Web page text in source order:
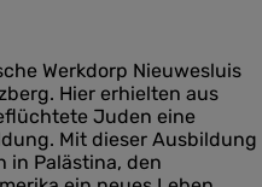
Werkdorp Nieuwesluis
Hier erhielten aus
Juden eine
Mit dieser Ausbildung
in Palästina, den